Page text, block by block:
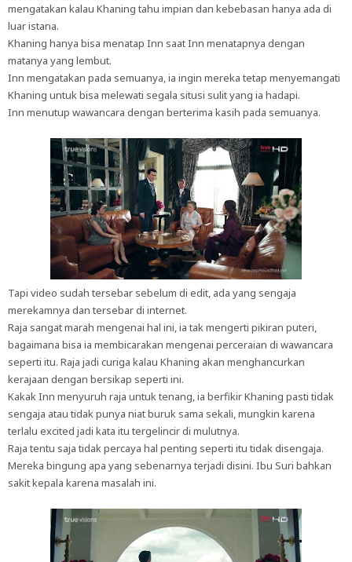
mengatakan kalau Khaning tahu impian dan kebebasan hanya ada di
luar istana.
Khaning hanya bisa menatap Inn saat Inn menatapnya dengan
matanya yang lembut.
Inn mengatakan pada semuanya, ia ingin mereka tetap menyemangati
Khaning untuk bisa melewati segala situsi sulit yang ia hadapi.
Inn menutup wawancara dengan berterima kasih pada semuanya.
Tapi video sudah tersebar sebelum di edit, ada yang sengaja
merekamnya dan tersebar di internet.
Raja sangat marah mengenai hal ini, ia tak mengerti pikiran puteri,
bagaimana bisa ia membicarakan mengenai perceraian di wawancara
seperti itu. Raja jadi curiga kalau Khaning akan menghancurkan
kerajaan dengan bersikap seperti ini.
Kakak Inn menyuruh raja untuk tenang, ia berfikir Khaning pasti tidak
sengaja atau tidak punya niat buruk sama sekali, mungkin karena
terlalu excited jadi kata itu tergelincir di mulutnya.
Raja tentu saja tidak percaya hal penting seperti itu tidak disengaja.
Mereka bingung apa yang sebenarnya terjadi disini. Ibu Suri bahkan
sakit kepala karena masalah ini.